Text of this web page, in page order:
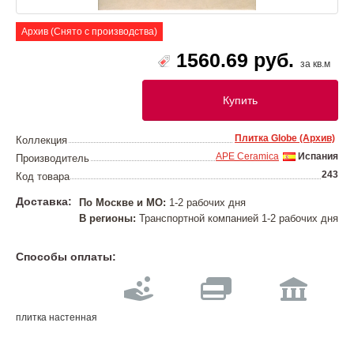
Архив (Снято с производства)
1560.69 руб. за кв.м
Купить
Коллекция Плитка Globe (Архив)
Производитель Испания
APE Ceramica
Код товара 243
Доставка: По Москве и МО: 1-2 рабочих дня
В регионы: Транспортной компанией 1-2 рабочих дня
Способы оплаты:
плитка настенная